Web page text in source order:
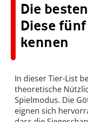
Die
Diese
kennen
In dieser Tier-List
theoretische
Spielmodus. Die
eignen sich